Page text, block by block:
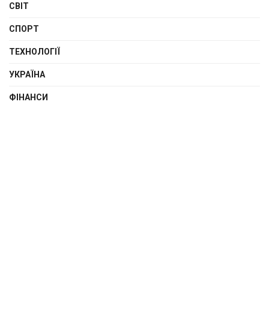
СВІТ
СПОРТ
ТЕХНОЛОГІЇ
УКРАЇНА
ФІНАНСИ